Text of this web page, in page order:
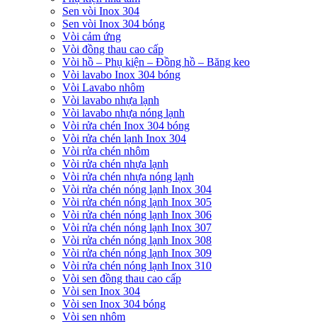
Sen vòi Inox 304
Sen vòi Inox 304 bóng
Vòi cảm ứng
Vòi đồng thau cao cấp
Vòi hồ – Phụ kiện – Đồng hồ – Băng keo
Vòi lavabo Inox 304 bóng
Vòi Lavabo nhôm
Vòi lavabo nhựa lạnh
Vòi lavabo nhựa nóng lạnh
Vòi rửa chén Inox 304 bóng
Vòi rửa chén lạnh Inox 304
Vòi rửa chén nhôm
Vòi rửa chén nhựa lạnh
Vòi rửa chén nhựa nóng lạnh
Vòi rửa chén nóng lạnh Inox 304
Vòi rửa chén nóng lạnh Inox 305
Vòi rửa chén nóng lạnh Inox 306
Vòi rửa chén nóng lạnh Inox 307
Vòi rửa chén nóng lạnh Inox 308
Vòi rửa chén nóng lạnh Inox 309
Vòi rửa chén nóng lạnh Inox 310
Vòi sen đồng thau cao cấp
Vòi sen Inox 304
Vòi sen Inox 304 bóng
Vòi sen nhôm